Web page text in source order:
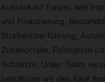
Autoankauf fragen, wie
und Finanzierung,
Straßenüberführung,
Zubehörteile, Fußmatten
Autositze. Unser Team
bestätigen wir den Kauf